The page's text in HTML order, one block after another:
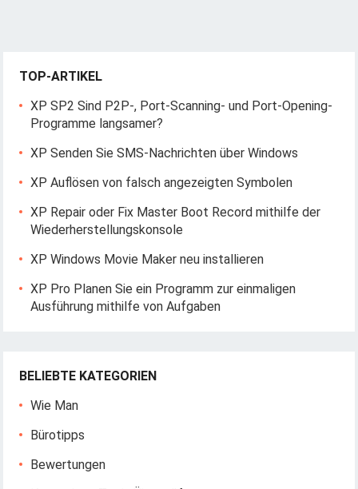
TOP-ARTIKEL
XP SP2 Sind P2P-, Port-Scanning- und Port-Opening-
Programme langsamer?
XP Senden Sie SMS-Nachrichten über Windows
XP Auflösen von falsch angezeigten Symbolen
XP Repair oder Fix Master Boot Record mithilfe der
Wiederherstellungskonsole
XP Windows Movie Maker neu installieren
XP Pro Planen Sie ein Programm zur einmaligen
Ausführung mithilfe von Aufgaben
BELIEBTE KATEGORIEN
Wie Man
Bürotipps
Bewertungen